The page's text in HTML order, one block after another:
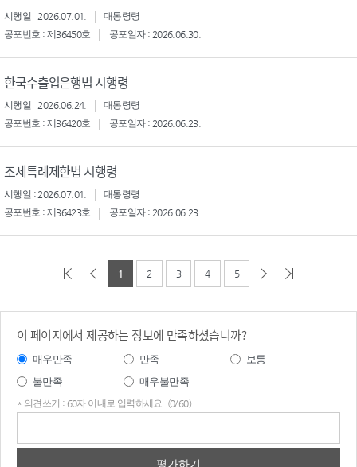
시행일 : 2026.07.01.
대통령령
공포번호 : 제36450호
공포일자 : 2026.06.30.
한국수출입은행법 시행령
시행일 : 2026.06.24.
대통령령
공포번호 : 제36420호
공포일자 : 2026.06.23.
조세특례제한법 시행령
시행일 : 2026.07.01.
대통령령
공포번호 : 제36423호
공포일자 : 2026.06.23.
1 2 3 4 5
이 페이지에서 제공하는 정보에 만족하셨습니까?
매우만족 만족
보통
불만족
매우불만족
* 의견쓰기 : 60자 이내로 입력하세요. (0/60)